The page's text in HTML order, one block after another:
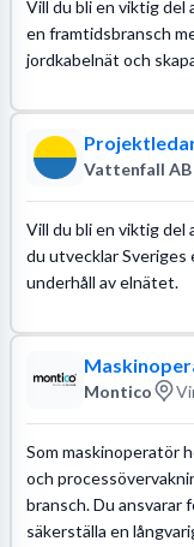
Vill du bli en viktig del
en framtidsbransch
jordkabelnät och
Vattenfall AB
Vill du bli en viktig del
du utvecklar
underhåll av elnätet.
Montico
Som maskinoperatör
och
bransch. Du
säkerställa en